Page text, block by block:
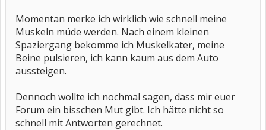
Momentan merke ich wirklich wie schnell meine
Muskeln müde werden. Nach einem kleinen
Spaziergang bekomme ich Muskelkater, meine
Beine pulsieren, ich kann kaum aus dem Auto
aussteigen.
Dennoch wollte ich nochmal sagen, dass mir euer
Forum ein bisschen Mut gibt. Ich hätte nicht so
schnell mit Antworten gerechnet.